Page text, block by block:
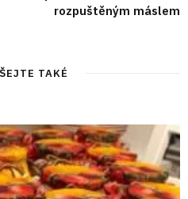
rozpuštěným máslem
TAKÉ